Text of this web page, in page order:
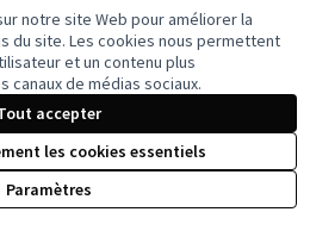
notre site Web pour améliorer la
du site. Les cookies nous permettent
et un contenu plus
canaux de médias sociaux.
accepter
les cookies essentiels
Paramètres
de réserve générale,
au 3° corps d'armée Il est
une ECS, une ESR, deux
antichars et une EHM,
la base d'Etain av ec des
renforcé par une EHAC et